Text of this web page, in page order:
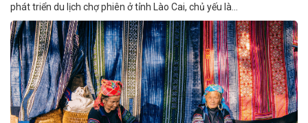
phát triển du lịch chợ phiên ở tỉnh Lào Cai, chủ yếu là...